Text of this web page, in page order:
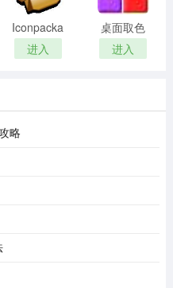
是对配件工具的进销存管
做账，分为几套账目进行
表，无法解决统一客户、
Iconpackager
中文补丁
进入
桌面取色
工具
colorpix
进入
略